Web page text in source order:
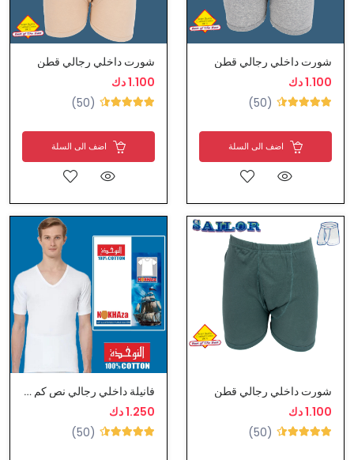
شورت داخلي رجالي قطن
1.100 دك
(50)
اضف الى السلة
شورت داخلي رجالي قطن
1.100 دك
(50)
اضف الى السلة
شورت داخلي رجالي قطن
1.100 دك
(50)
فانيلة داخلي رجالي نص كم من النوخذة
1.250 دك
(50)